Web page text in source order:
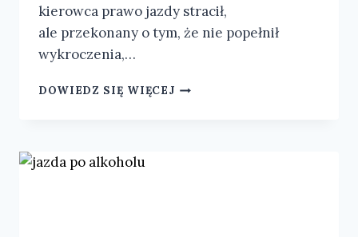
kierowca prawo jazdy stracił,
ale przekonany o tym, że nie popełnił
wykroczenia,…
DOWIEDZ SIĘ WIĘCEJ